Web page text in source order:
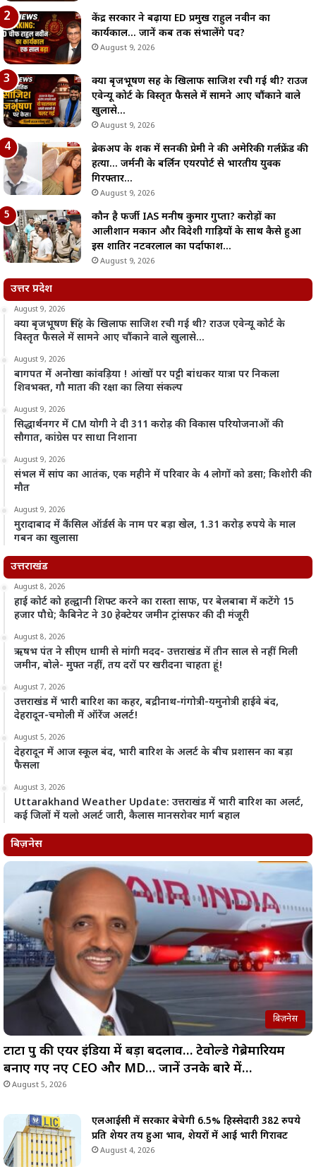
केंद्र सरकार ने बढ़ाया ED प्रमुख राहुल नवीन का
कार्यकाल… जानें कब तक संभालेंगे पद?
August 9, 2026
क्या बृजभूषण सिंह के खिलाफ साजिश रची गई थी? राउज
एवेन्यू कोर्ट के विस्तृत फैसले में सामने आए चौंकाने वाले
खुलासे…
August 9, 2026
ब्रेकअप के शक में सनकी प्रेमी ने की अमेरिकी गर्लफ्रेंड की
हत्या… जर्मनी के बर्लिन एयरपोर्ट से भारतीय युवक
गिरफ्तार…
August 9, 2026
कौन है फर्जी IAS मनीष कुमार गुप्ता? करोड़ों का
आलीशान मकान और विदेशी गाड़ियों के साथ कैसे हुआ
इस शातिर नटवरलाल का पर्दाफाश…
August 9, 2026
उत्तर प्रदेश
August 9, 2026
क्या बृजभूषण सिंह के खिलाफ साजिश रची गई थी? राउज एवेन्यू कोर्ट के
विस्तृत फैसले में सामने आए चौंकाने वाले खुलासे…
August 9, 2026
बागपत में अनोखा कांवड़िया ! आंखों पर पट्टी बांधकर यात्रा पर निकला
शिवभक्त, गौ माता की रक्षा का लिया संकल्प
August 9, 2026
सिद्धार्थनगर में CM योगी ने दी 311 करोड़ की विकास परियोजनाओं की
सौगात, कांग्रेस पर साधा निशाना
August 9, 2026
संभल में सांप का आतंक, एक महीने में परिवार के 4 लोगों को डसा; किशोरी की
मौत
August 9, 2026
मुरादाबाद में कैंसिल ऑर्डर्स के नाम पर बड़ा खेल, 1.31 करोड़ रुपये के माल
गबन का खुलासा
उत्तराखंड
August 8, 2026
हाई कोर्ट को हल्द्वानी शिफ्ट करने का रास्ता साफ, पर बेलबाबा में कटेंगे 15
हजार पौधे; कैबिनेट ने 30 हेक्टेयर जमीन ट्रांसफर की दी मंजूरी
August 8, 2026
ऋषभ पंत ने सीएम धामी से मांगी मदद- उत्तराखंड में तीन साल से नहीं मिली
जमीन, बोले- मुफ्त नहीं, तय दरों पर खरीदना चाहता हूं!
August 7, 2026
उत्तराखंड में भारी बारिश का कहर, बद्रीनाथ-गंगोत्री-यमुनोत्री हाईवे बंद,
देहरादून-चमोली में ऑरेंज अलर्ट!
August 5, 2026
देहरादून में आज स्कूल बंद, भारी बारिश के अलर्ट के बीच प्रशासन का बड़ा
फैसला
August 3, 2026
Uttarakhand Weather Update: उत्तराखंड में भारी बारिश का अलर्ट,
कई जिलों में यलो अलर्ट जारी, कैलास मानसरोवर मार्ग बहाल
बिज़नेस
बिज़नेस
टाटा ग्रुप की एयर इंडिया में बड़ा बदलाव… टेवोल्डे गेब्रेमारियम
बनाए गए नए CEO और MD… जानें उनके बारे में…
August 5, 2026
एलआईसी में सरकार बेचेगी 6.5% हिस्सेदारी 382 रुपये
प्रति शेयर तय हुआ भाव, शेयरों में आई भारी गिरावट
August 4, 2026